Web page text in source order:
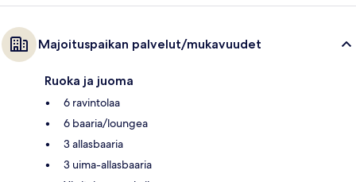
Majoituspaikan palvelut/mukavuudet
Ruoka ja juoma
6 ravintolaa
6 baaria/loungea
3 allasbaaria
3 uima-allasbaaria